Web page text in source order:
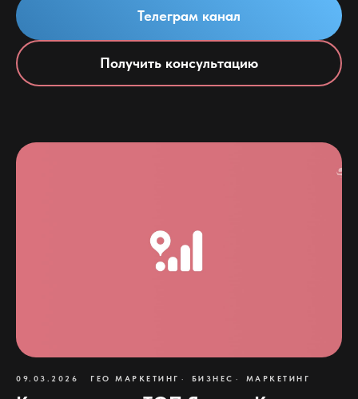
Телеграм канал
Получить консультацию
09.03.2026 ГЕО МАРКЕТИНГ БИЗНЕС МАРКЕТИНГ